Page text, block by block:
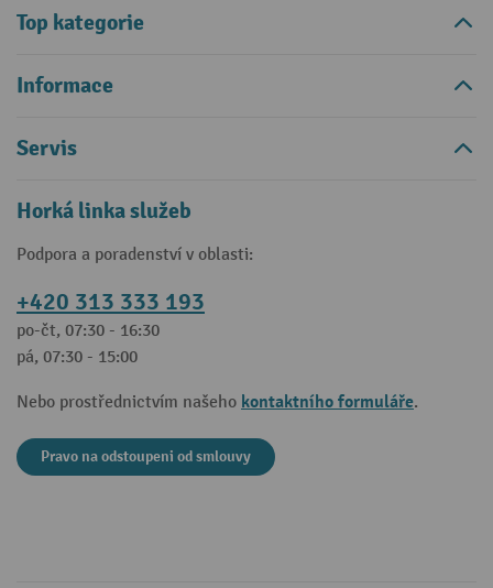
Top kategorie
Informace
Servis
Horká linka služeb
Podpora a poradenství v oblasti:
+420 313 333 193
po-čt, 07:30 - 16:30
pá, 07:30 - 15:00
Nebo prostřednictvím našeho kontaktního formuláře.
Pravo na odstoupeni od smlouvy